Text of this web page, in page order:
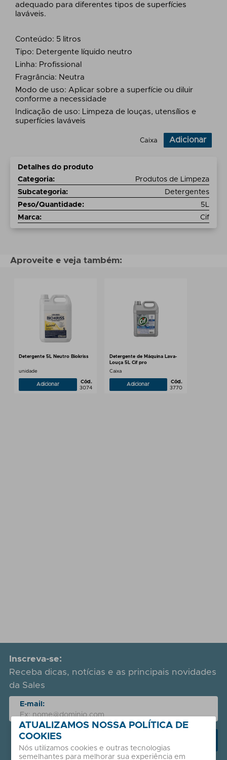
adequado para diferentes tipos de superfícies
laváveis.
Conteúdo: 5 litros
Tipo: Detergente líquido neutro
Linha: Profissional
Fragrância: Neutra
Modo de uso: Aplicar sobre a superfície ou diluir
conforme a necessidade
Indicação de uso: Limpeza de louças, utensílios e
superfícies laváveis
Caixa Adicionar
Detalhes do produto
Categoria:
Produtos de Limpeza
Subcategoria:
Detergentes
Peso/Quantidade:
5L
Marca: Cif
Aproveite e veja também:
Detergente 5L Neutro Biokriss
unidade
Adicionar
Cód.
3074
Detergente de Máquina Lava-
Louça 5L Cif pro
Caixa
Adicionar
Cód.
3770
Inscreva-se:
Receba dicas, notícias e as principais novidades
da Sales
E-mail:
ATUALIZAMOS NOSSA POLÍTICA DE
COOKIES
Nós utilizamos cookies e outras tecnologias
semelhantes para melhorar sua experiência em